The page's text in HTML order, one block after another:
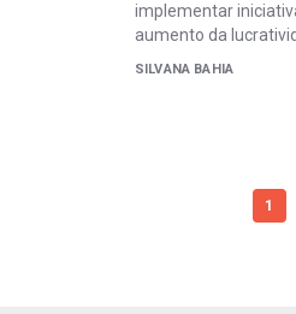
implementar
aumento da
SILVANA BAHIA
1